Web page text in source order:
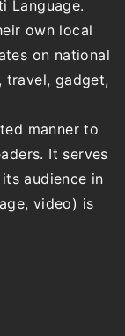
Language.
own local
on national
travel, gadget,
manner to
It serves
audience in
video) is